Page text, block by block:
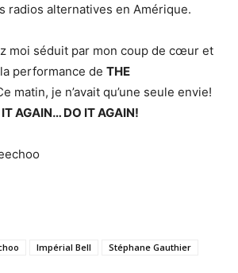
radios alternatives en Amérique.
moi séduit par mon coup de cœur et
performance de THE
matin, je n’avait qu’une seule envie!
AGAIN… DO IT AGAIN!
Impérial Bell
Stéphane Gauthier